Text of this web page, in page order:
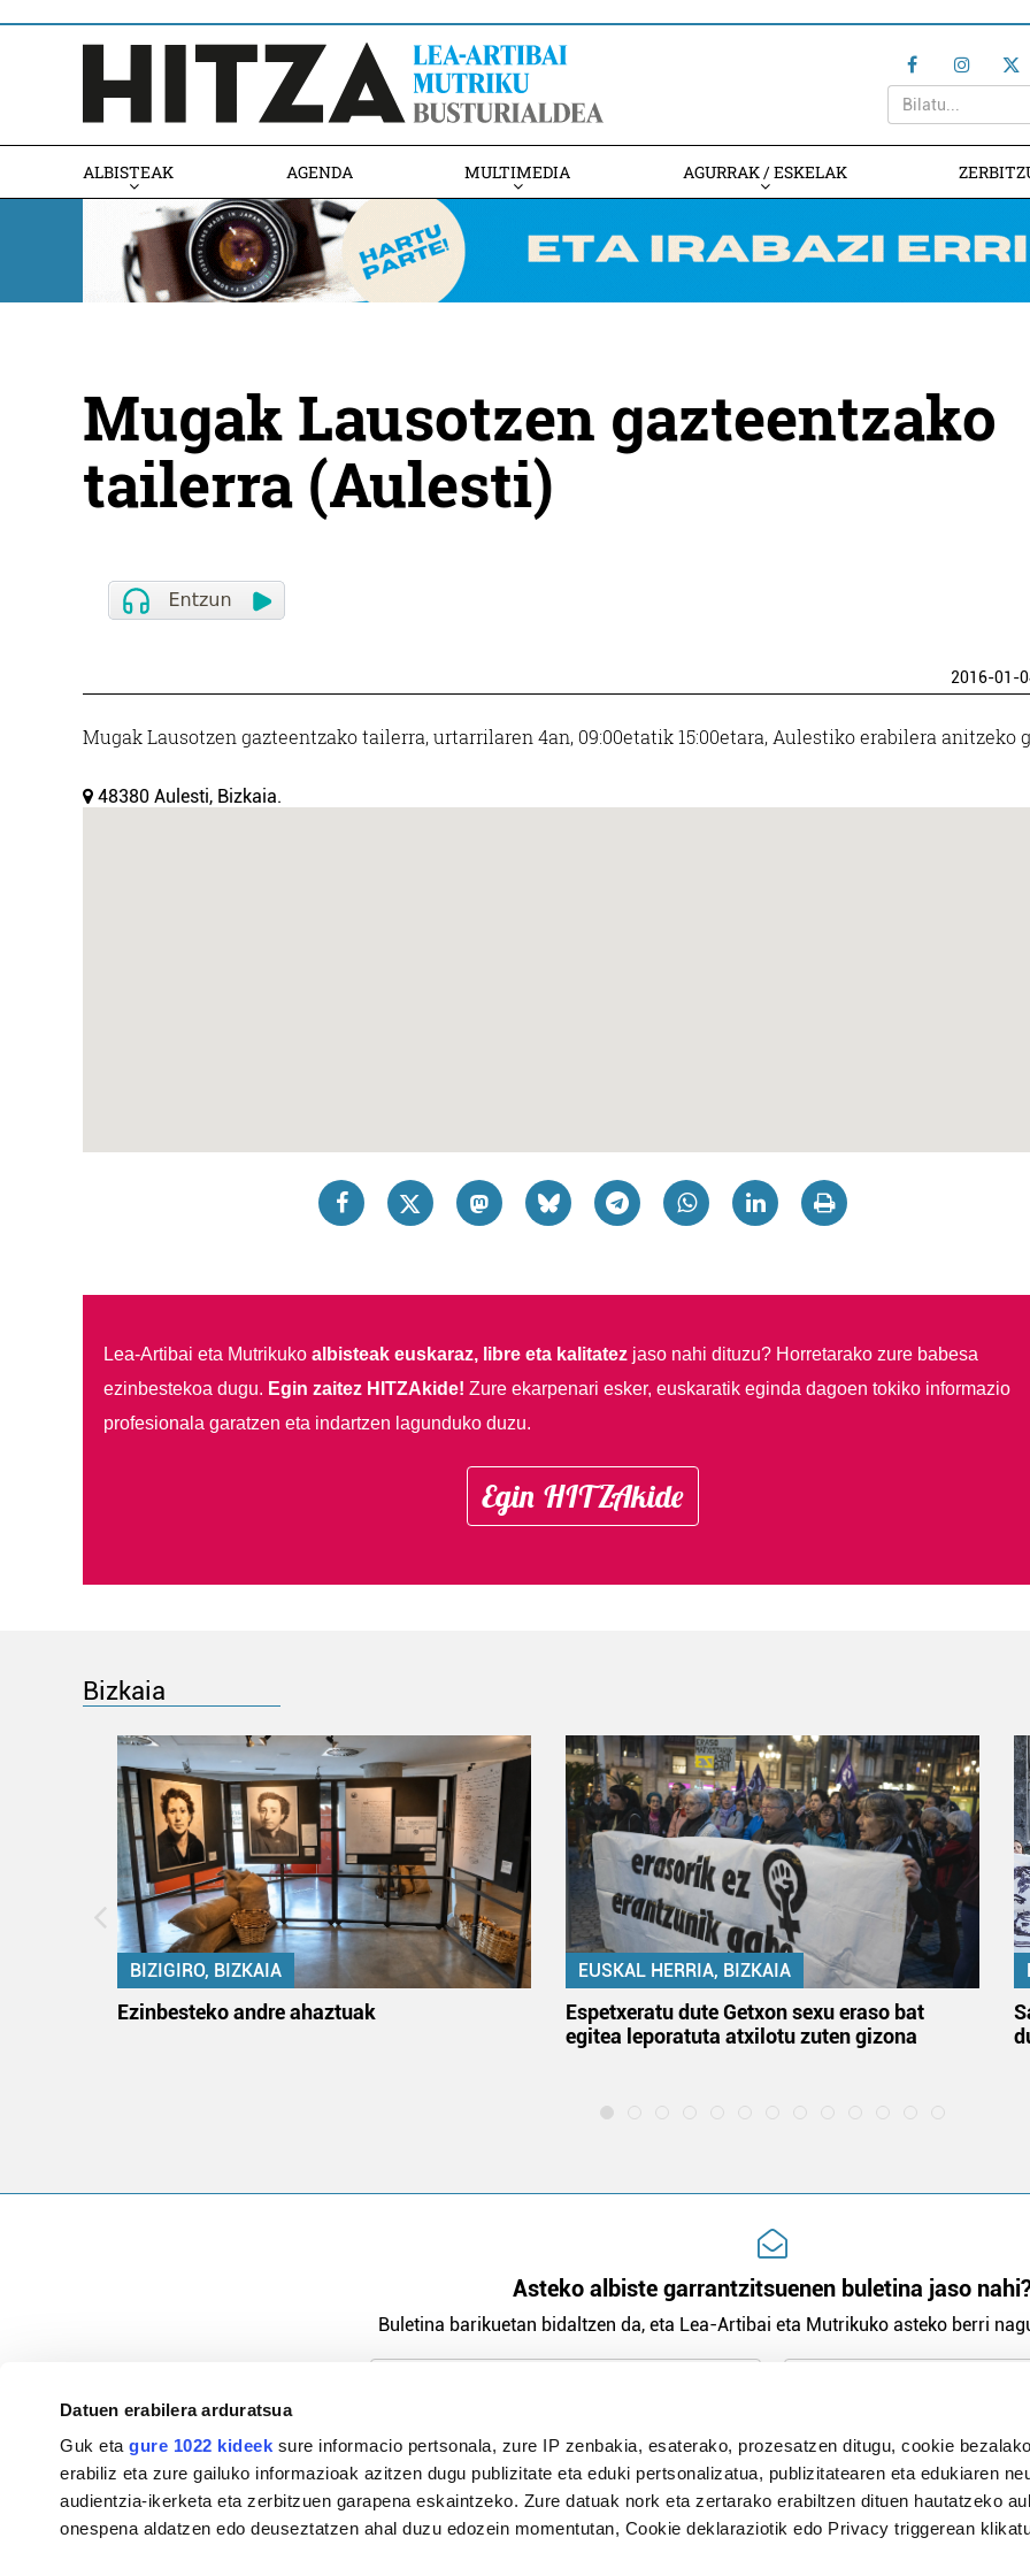
Datuen erabilera arduratsua
Guk etagure 1022 kideek sure informacio pertsonala, zure IP zenbakia, esaterako, prozesatzen ditugu, cookie
erabiliz eta zure gailuko informazioak azitzen dugu publizitate eta eduki pertsonalizatua, publizitatearen eta edukiaren
audientzia-ikerketa eta zerbitzuen garapena eskaintzeko. Zure datuak nork eta zertarako erabiltzen dituen hautatzeko
onespena aldatzen edo deuseztatzen ahal duzu edozein momentutan, Cookie deklaraziotik edo Privacy triggerean
ALBISTEAK AGENDA MULTIMEDIA AGURRAK / ESKELAK
Mugak Lausotzen gazteentzako
tailerra (Aulesti)
2016-01-
Mugak Lausotzen gazteentzako tailerra, urtarrilaren 4an, 09:00etatik 15:00etara, Aulestiko erabilera anitzeko
48380 Aulesti, Bizkaia.
Lea-Artibai eta Mutrikuko albisteak euskaraz, libre eta kalitatezjaso nahi dituzu? Horretarako zure babesa
ezinbestekoa dugu. Egin zaitez HITZAkide! Zure ekarpenari esker, euskaratik eginda dagoen tokiko informazio
profesionala garatzen eta indartzen lagunduko duzu.
Egin HITZAkide
Bizkaia
BIZIGIRO, BIZKAIA
Ezinbesteko andre ahaztuak
EUSKAL HERRIA, BIZKAIA
Espetxeratu dute Getxon sexu eraso bat
egitea leporatuta atxilotu zuten gizona
Asteko albiste garrantzitsuenen buletina jaso
Buletina barikuetan bidaltzen da, eta Lea-Artibai eta Mutrikuko asteko berri